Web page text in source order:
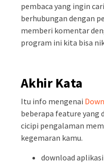
pembaca yang ingin
berhubungan dengan
memberi komentar
program ini kita bisa
Akhir Kata
Itu info mengenai
beberapa feature yang
cicipi pengalaman
kegemaran kamu.
download